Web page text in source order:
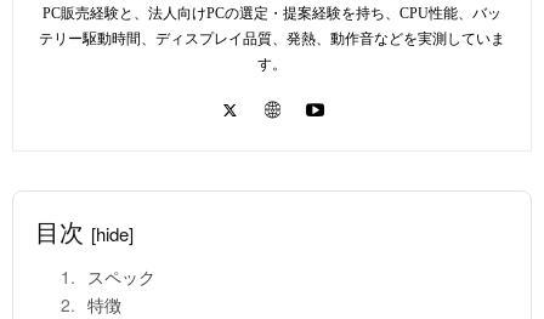
PC販売経験と、法人向けPCの選定・提案経験を持ち、CPU性能、バッ
テリー駆動時間、ディスプレイ品質、発熱、動作音などを実測していま
す。
目次 [hide]
スペック
特徴